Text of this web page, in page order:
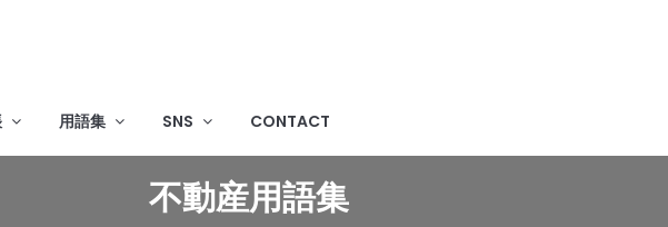
用語集 SNS CONTACT
不動産用語集